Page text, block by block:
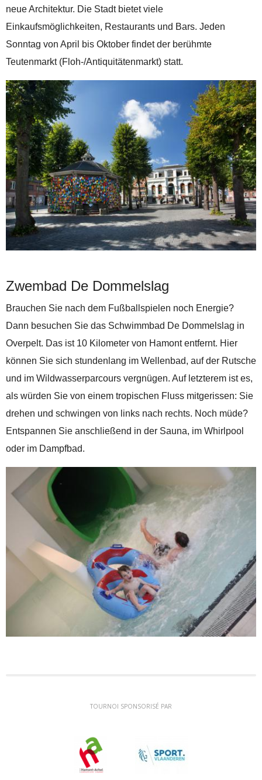
neue Architektur. Die Stadt bietet viele
Einkaufsmöglichkeiten, Restaurants und Bars. Jeden
Sonntag von April bis Oktober findet der berühmte
Teutenmarkt (Floh-/Antiquitätenmarkt) statt.
Zwembad De Dommelslag
Brauchen Sie nach dem Fußballspielen noch Energie?
Dann besuchen Sie das Schwimmbad De Dommelslag in
Overpelt. Das ist 10 Kilometer von Hamont entfernt. Hier
können Sie sich stundenlang im Wellenbad, auf der Rutsche
und im Wildwasserparcours vergnügen. Auf letzterem ist es,
als würden Sie von einem tropischen Fluss mitgerissen: Sie
drehen und schwingen von links nach rechts. Noch müde?
Entspannen Sie anschließend in der Sauna, im Whirlpool
oder im Dampfbad.
TOURNOI SPONSORISÉ PAR